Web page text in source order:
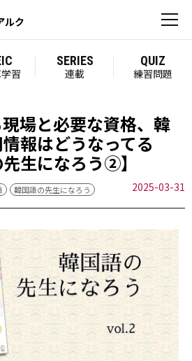
ルク
習
SERIES
連載
QUIZ
練習問題
場と必要な資格、韓
報はどうなってる
生になろう②】
韓国語の先生になろう 2025-03-31